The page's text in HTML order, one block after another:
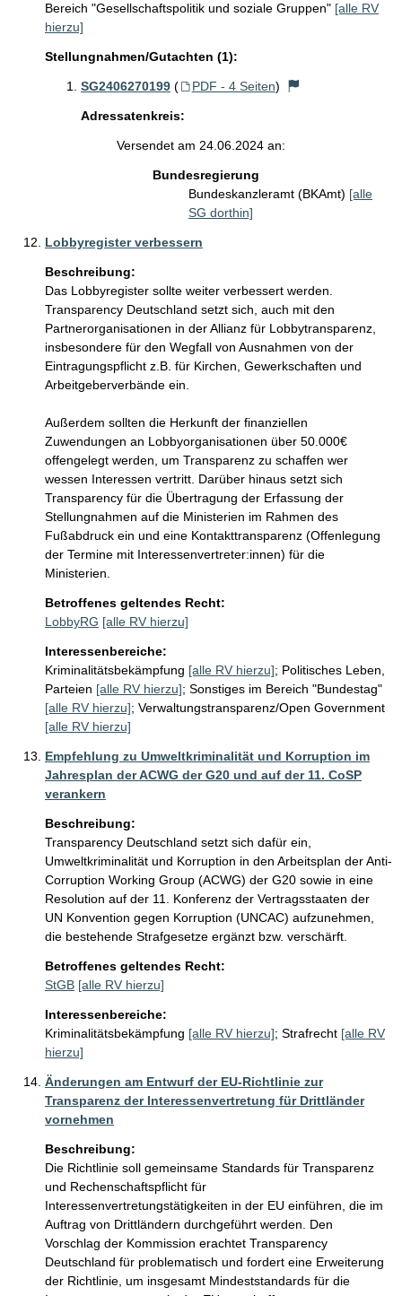
Bereich "Gesellschaftspolitik und soziale Gruppen" [alle RV
hierzu]
Stellungnahmen/Gutachten (1):
SG2406270199 ( PDF - 4 Seiten)
Adressatenkreis:
Versendet am 24.06.2024 an:
Bundesregierung
Bundeskanzleramt (BKAmt) [alle
SG dorthin]
Lobbyregister verbessern
Beschreibung:
Das Lobbyregister sollte weiter verbessert werden.
Transparency Deutschland setzt sich, auch mit den
Partnerorganisationen in der Allianz für Lobbytransparenz,
insbesondere für den Wegfall von Ausnahmen von der
Eintragungspflicht z.B. für Kirchen, Gewerkschaften und
Arbeitgeberverbände ein.
Außerdem sollten die Herkunft der finanziellen
Zuwendungen an Lobbyorganisationen über 50.000€
offengelegt werden, um Transparenz zu schaffen wer
wessen Interessen vertritt. Darüber hinaus setzt sich
Transparency für die Übertragung der Erfassung der
Stellungnahmen auf die Ministerien im Rahmen des
Fußabdruck ein und eine Kontakttransparenz (Offenlegung
der Termine mit Interessenvertreter:innen) für die
Ministerien.
Betroffenes geltendes Recht:
LobbyRG [alle RV hierzu]
Interessenbereiche:
Kriminalitätsbekämpfung [alle RV hierzu]; Politisches Leben,
Parteien [alle RV hierzu]; Sonstiges im Bereich "Bundestag"
[alle RV hierzu]; Verwaltungstransparenz/Open Government
[alle RV hierzu]
Empfehlung zu Umweltkriminalität und Korruption im
Jahresplan der ACWG der G20 und auf der 11. CoSP
verankern
Beschreibung:
Transparency Deutschland setzt sich dafür ein,
Umweltkriminalität und Korruption in den Arbeitsplan der Anti-
Corruption Working Group (ACWG) der G20 sowie in eine
Resolution auf der 11. Konferenz der Vertragsstaaten der
UN Konvention gegen Korruption (UNCAC) aufzunehmen,
die bestehende Strafgesetze ergänzt bzw. verschärft.
Betroffenes geltendes Recht:
StGB [alle RV hierzu]
Interessenbereiche:
Kriminalitätsbekämpfung [alle RV hierzu]; Strafrecht [alle RV
hierzu]
Änderungen am Entwurf der EU-Richtlinie zur
Transparenz der Interessenvertretung für Drittländer
vornehmen
Beschreibung:
Die Richtlinie soll gemeinsame Standards für Transparenz
und Rechenschaftspflicht für
Interessenvertretungstätigkeiten in der EU einführen, die im
Auftrag von Drittländern durchgeführt werden. Den
Vorschlag der Kommission erachtet Transparency
Deutschland für problematisch und fordert eine Erweiterung
der Richtlinie, um insgesamt Mindeststandards für die